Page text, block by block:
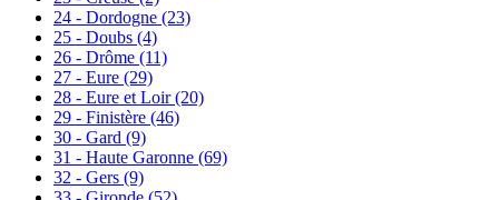
24 - Dordogne (23)
25 - Doubs (4)
26 - Drôme (11)
27 - Eure (29)
28 - Eure et Loir(20)
29 - Finistère (46)
30 - Gard (9)
31 - Haute Garonne (69)
32 - Gers (9)